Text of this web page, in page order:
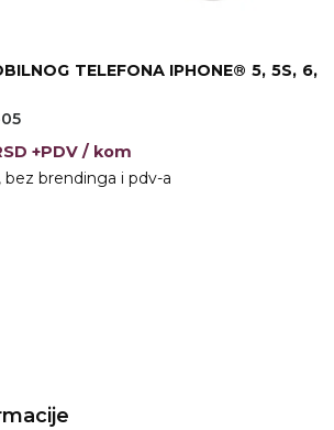
TRAKICE
TELEFONA IPHONE® 5, 5S, 6,
+PDV / kom
brendinga i pdv-a